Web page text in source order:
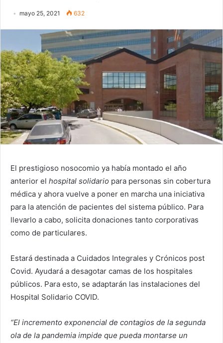
mayo 25, 2021 632
El prestigioso nosocomio ya había montado el año
anterior el hospital solidario para personas sin cobertura
médica y ahora vuelve a poner en marcha una iniciativa
para la atención de pacientes del sistema público. Para
llevarlo a cabo, solicita donaciones tanto corporativas
como de particulares.
Estará destinada a Cuidados Integrales y Crónicos post
Covid. Ayudará a desagotar camas de los hospitales
públicos. Para esto, se adaptarán las instalaciones del
Hospital Solidario COVID.
“El incremento exponencial de contagios de la segunda
ola de la pandemia impide que pueda montarse un